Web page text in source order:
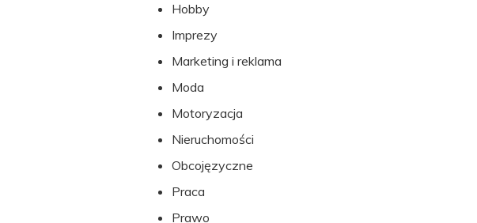
Hobby
Imprezy
Marketing i reklama
Moda
Motoryzacja
Nieruchomości
Obcojęzyczne
Praca
Prawo